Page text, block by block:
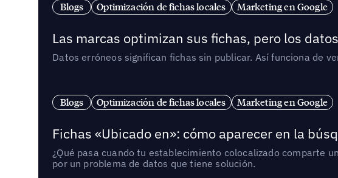
Blogs Optimización de fichas locales Marketing en Google
Las marcas optimizan sus fichas, pero los
Datos erróneos significan fichas sin publicar. Así funciona de
Blogs Optimización de fichas locales Marketing en Google
Fichas «Ubicado en»: cómo aparecer en la
¿Qué pasa cuando tu establecimiento colocalizado comparte
por un problema de datos que tiene solución.